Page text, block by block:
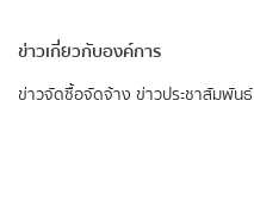
ข่าวเกี่ยวกับองค์การ
ข่าวจัดซื้อจัดจ้าง ข่าวประชาสัมพันธ์